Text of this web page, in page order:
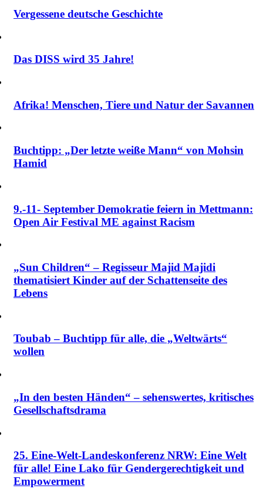
Vergessene deutsche Geschichte
Das DISS wird 35 Jahre!
Afrika! Menschen, Tiere und Natur der Savannen
Buchtipp: „Der letzte weiße Mann“ von Mohsin
Hamid
9.-11- September Demokratie feiern in Mettmann:
Open Air Festival ME against Racism
„Sun Children“ – Regisseur Majid Majidi
thematisiert Kinder auf der Schattenseite des
Lebens
Toubab – Buchtipp für alle, die „Weltwärts“
wollen
„In den besten Händen“ – sehenswertes, kritisches
Gesellschaftsdrama
25. Eine-Welt-Landeskonferenz NRW: Eine Welt
für alle! Eine Lako für Gendergerechtigkeit und
Empowerment